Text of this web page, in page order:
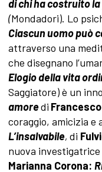
di chi ha costruito
(Mondadori). Lo
Ciascun uomo può
attraverso una
che disegnano
Elogio della vita
Saggiatore) è un
amoredi
coraggio, amicizia e
L’insalvabile, di
nuova investigatrice
Marianna Corona: